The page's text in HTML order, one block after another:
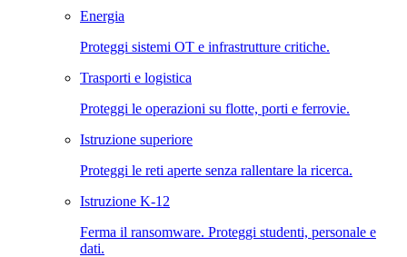
Energia
Proteggi sistemi OT e infrastrutture critiche.
Trasporti e logistica
Proteggi le operazioni su flotte, porti e ferrovie.
Istruzione superiore
Proteggi le reti aperte senza rallentare la ricerca.
Istruzione K-12
Ferma il ransomware. Proteggi studenti, personale e
dati.